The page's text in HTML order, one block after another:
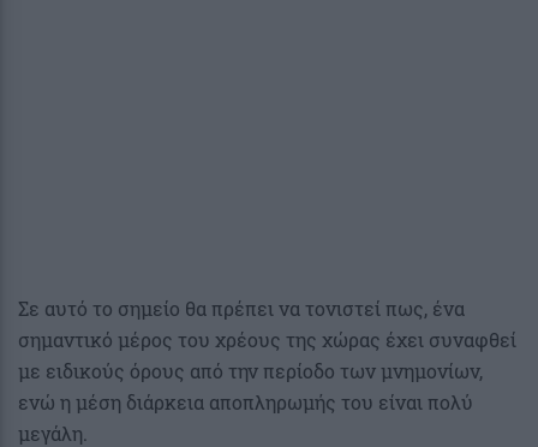
Σε αυτό το σημείο θα πρέπει να τονιστεί πως, ένα
σημαντικό μέρος του χρέους της χώρας έχει συναφθεί
με ειδικούς όρους από την περίοδο των μνημονίων,
ενώ η μέση διάρκεια αποπληρωμής του είναι πολύ
μεγάλη.